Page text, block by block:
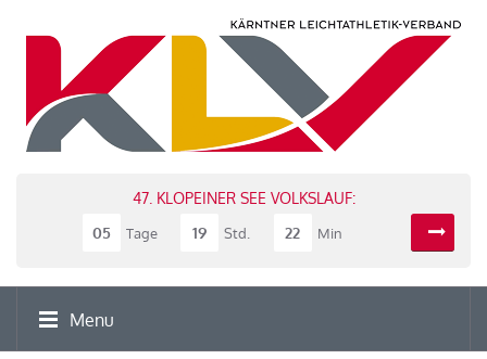
47. KLOPEINER SEE VOLKSLAUF:
05
Tage 19 Std. 22 Min
Menu